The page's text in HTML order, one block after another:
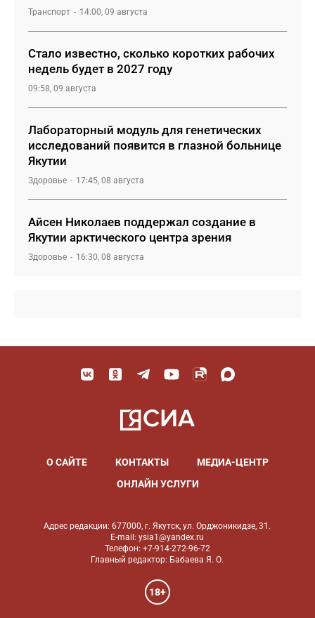
Транспорт 14:00, 09 августа
Стало известно, сколько коротких рабочих
недель будет в 2027 году
09:58, 09 августа
Лабораторный модуль для генетических
исследований появится в глазной больнице
Якутии
Здоровье 17:45, 08 августа
Айсен Николаев поддержал создание в
Якутии арктического центра зрения
Здоровье 16:30, 08 августа
О САЙТЕ КОНТАКТЫ
МЕДИА-ЦЕНТР
ОНЛАЙН УСЛУГИ
Адрес редакции: 677000, г. Якутск, ул. Орджоникидзе, 31.
E-mail: ysia1@yandex.ru
Телефон: +7-914-272-96-72
Главный редактор: Бабаева Я. О.
18+